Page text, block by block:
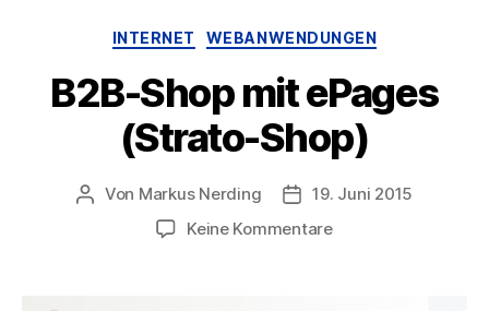
Shop
1&1)“
Kategorien
INTERNET WEBANWENDUNGEN
B2B-Shop mit ePages
(Strato-Shop)
Beitragsautor
Von Markus Nerding Veröffentlichungsdatum
19. Juni 2015
Keine Kommentarezu